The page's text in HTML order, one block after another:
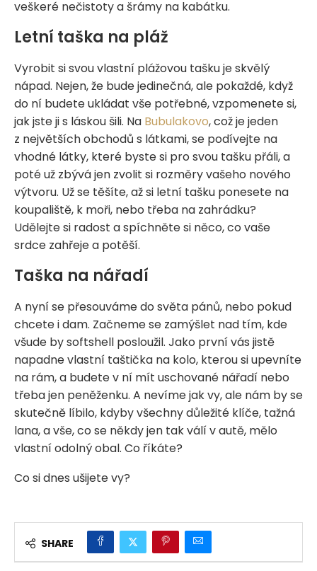
veškeré nečistoty a šrámy na kabátku.
Letní taška na pláž
Vyrobit si svou vlastní plážovou tašku je skvělý
nápad. Nejen, že bude jedinečná, ale pokaždé, když
do ní budete ukládat vše potřebné, vzpomenete si,
jak jste ji s láskou šili. Na Bubulakovo, což je jeden
z největších obchodů s látkami, se podívejte na
vhodné látky, které byste si pro svou tašku přáli, a
poté už zbývá jen zvolit si rozměry vašeho nového
výtvoru. Už se těšíte, až si letní tašku ponesete na
koupaliště, k moři, nebo třeba na zahrádku?
Udělejte si radost a spíchněte si něco, co vaše
srdce zahřeje a potěší.
Taška na nářadí
A nyní se přesouváme do světa pánů, nebo pokud
chcete i dam. Začneme se zamýšlet nad tím, kde
všude by softshell posloužil. Jako první vás jistě
napadne vlastní taštička na kolo, kterou si upevníte
na rám, a budete v ní mít uschované nářadí nebo
třeba jen peněženku. A nevíme jak vy, ale nám by se
skutečně líbilo, kdyby všechny důležité klíče, tažná
lana, a vše, co se někdy jen tak válí v autě, mělo
vlastní odolný obal. Co říkáte?
Co si dnes ušijete vy?
SHARE